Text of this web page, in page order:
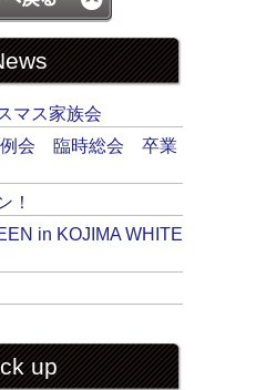
マス家族会
会 臨時総会 卒業
！
in KOJIMA WHITE
up